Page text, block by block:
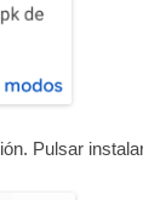
Pulsar